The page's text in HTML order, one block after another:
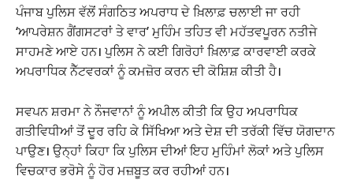
ਪੰਜਾਬ ਪੁਲਿਸ ਵੱਲੋਂ ਸੰਗਠਿਤ ਅਪਰਾਧ ਦੇ ਖ਼ਿਲਾਫ਼ ਚਲਾਈ ਜਾ ਰਹੀ
‘ਆਪਰੇਸ਼ਨ ਗੈਂਗਸਟਰਾਂ ਤੇ ਵਾਰ’ ਮੁਹਿੰਮ ਤਹਿਤ ਵੀ ਮਹੱਤਵਪੂਰਨ ਨਤੀਜੇ
ਸਾਹਮਣੇ ਆਏ ਹਨ। ਪੁਲਿਸ ਨੇ ਕਈ ਗਿਰੋਹਾਂ ਖ਼ਿਲਾਫ਼ ਕਾਰਵਾਈ ਕਰਕੇ
ਅਪਰਾਧਿਕ ਨੈੱਟਵਰਕਾਂ ਨੂੰ ਕਮਜ਼ੋਰ ਕਰਨ ਦੀ ਕੋਸ਼ਿਸ਼ ਕੀਤੀ ਹੈ।
ਸਵਪਨ ਸ਼ਰਮਾ ਨੇ ਨੌਜਵਾਨਾਂ ਨੂੰ ਅਪੀਲ ਕੀਤੀ ਕਿ ਉਹ ਅਪਰਾਧਿਕ
ਗਤੀਵਿਧੀਆਂ ਤੋਂ ਦੂਰ ਰਹਿ ਕੇ ਸਿੱਖਿਆ ਅਤੇ ਦੇਸ਼ ਦੀ ਤਰੱਕੀ ਵਿੱਚ ਯੋਗਦਾਨ
ਪਾਉਣ। ਉਨ੍ਹਾਂ ਕਿਹਾ ਕਿ ਪੁਲਿਸ ਦੀਆਂ ਇਹ ਮੁਹਿੰਮਾਂ ਲੋਕਾਂ ਅਤੇ ਪੁਲਿਸ
ਵਿਚਕਾਰ ਭਰੋਸੇ ਨੂੰ ਹੋਰ ਮਜ਼ਬੂਤ ਕਰ ਰਹੀਆਂ ਹਨ।